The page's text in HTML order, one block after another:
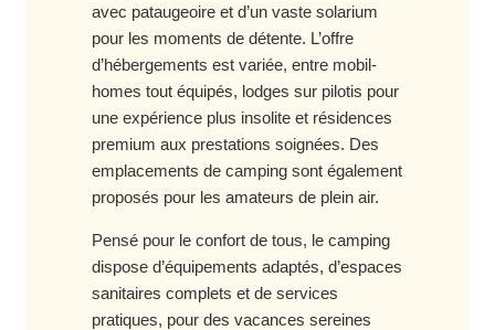
avec pataugeoire et d’un vaste solarium
pour les moments de détente. L’offre
d’hébergements est variée, entre mobil-
homes tout équipés, lodges sur pilotis pour
une expérience plus insolite et résidences
premium aux prestations soignées. Des
emplacements de camping sont également
proposés pour les amateurs de plein air.
Pensé pour le confort de tous, le camping
dispose d’équipements adaptés, d’espaces
sanitaires complets et de services
pratiques, pour des vacances sereines